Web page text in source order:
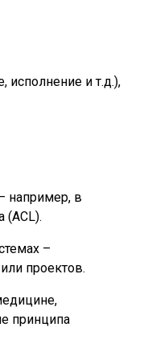
исполнение и т.д.),
например, в
(ACL).
–
проектов.
принципа